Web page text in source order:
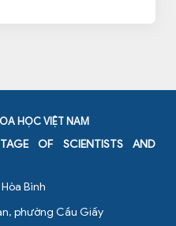
HỌC VIỆT NAM
OF SCIENTISTS AND
Bình
phường Cầu Giấy